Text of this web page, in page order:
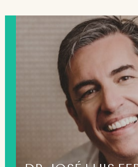
Licenciado en odontología por
Complutense de Madrid. Máster
por Michael Mew. Croydon
odontopediatría en el hospital San
implantes osteointegrados por
Complutense de Madrid. Máster
Oporto (Portugal) Dr. Mariano
ortopedia y ortodoncia impartido
Especialista en Forwardontics.
con la Dra. Sandra Kahn.